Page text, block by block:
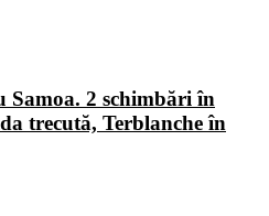
Samoa. 2 schimbări în
trecută, Terblanche în